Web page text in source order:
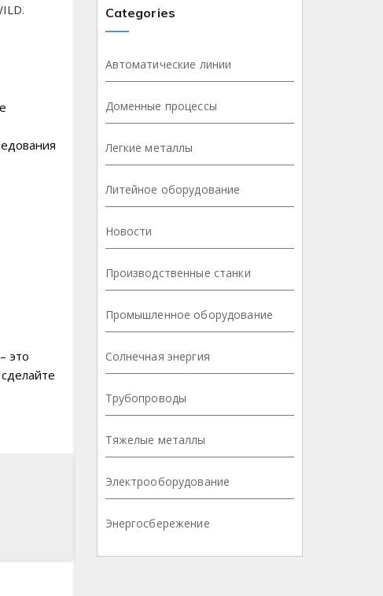
это
Categories
Автоматические линии
Доменные процессы
Легкие металлы
Литейное оборудование
Новости
Производственные станки
Промышленное оборудование
Солнечная энергия
Трубопроводы
Тяжелые металлы
Электрооборудование
Энергосбережение